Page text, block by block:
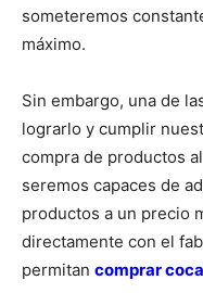
someteremos
máximo.
Sin embargo, una de
lograrlo y cumplir
compra de productos
seremos capaces de
productos a un precio
directamente con el
permitan comprar